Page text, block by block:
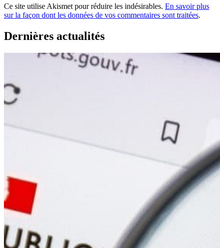
Ce site utilise Akismet pour réduire les indésirables. En savoir plus
sur la façon dont les données de vos commentaires sont traitées.
Dernières actualités